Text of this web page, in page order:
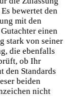
bewertet den
mit den
einen
stark von seiner
die ebenfalls
ob Ihr
den Standards
beiden
nicht